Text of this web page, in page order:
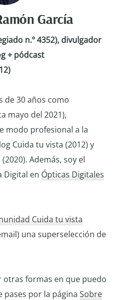
García
n.º 4352), divulgador
+ pódcast
de 30 años como
mayo del 2021),
modo profesional a la
Cuida tu vista (2012) y
Además, soy el
Digital en Ópticas Digitales
Cuida tu vista
una superselección de
otras formas en que puedo
por la página Sobre